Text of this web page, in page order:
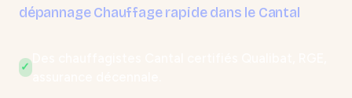
dépannage Chauffage rapide dans le Cantal
✓
assurance décennale.